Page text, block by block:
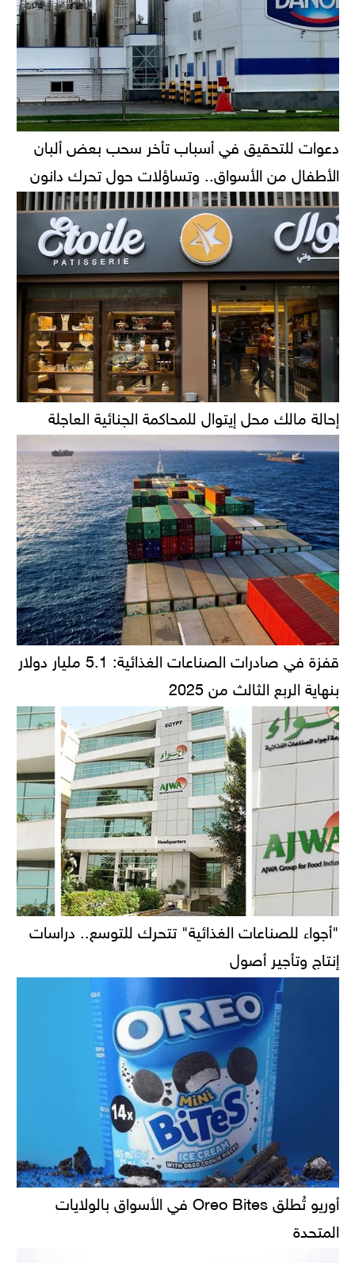
دعوات للتحقيق في أسباب تأخر سحب بعض ألبان
الأطفال من الأسواق.. وتساؤلات حول تحرك دانون
إحالة مالك محل إيتوال للمحاكمة الجنائية العاجلة
قفزة في صادرات الصناعات الغذائية: 5.1 مليار دولار
بنهاية الربع الثالث من 2025
"أجواء للصناعات الغذائية" تتحرك للتوسع.. دراسات
إنتاج وتأجير أصول
أوريو تُطلق Oreo Bites في الأسواق بالولايات
المتحدة